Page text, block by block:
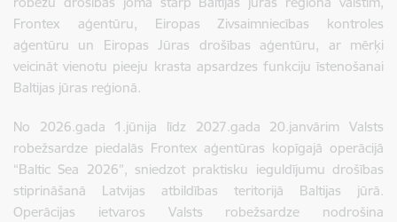
Frontex aģentūru, Eiropas Zivsaimniecības kontroles
aģentūru un Eiropas Jūras drošības aģentūru, ar mērķi
veicināt vienotu pieeju krasta apsardzes funkciju īstenošanai
Baltijas jūras reģionā.
No 2026.gada 1.jūnija līdz 2027.gada 20.janvārim Valsts
robežsardze piedalās Frontex aģentūras kopīgajā operācijā
“Baltic Sea 2026”, sniedzot praktisku ieguldījumu drošības
stiprināšanā Latvijas atbildības teritorijā Baltijas jūrā.
Operācijas ietvaros Valsts robežsardze nodrošina